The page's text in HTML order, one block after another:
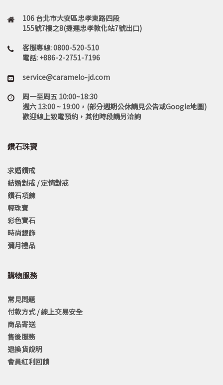
106 台北市大安區忠孝東路四段
155號7樓之8(捷運忠孝敦化站7號出口)
客服專線: 0800-520-510
電話: +886-2-2751-7196
service@caramelo-jd.com
周一至周五 10:00~18:30
週六 13:00 ~ 19:00，(部分週期公休請見公告或Google地圖)
歡迎線上致電預約，其他時段請另洽詢
鑽石珠寶
求婚鑽戒
結婚對戒 / 定情對戒
鑽石項鍊
輕珠寶
彩色寶石
時尚銀飾
彌月禮品
購物服務
常見問題
付款方式 / 線上交易安全
商品寄送
售後服務
退換貨說明
會員紅利回饋